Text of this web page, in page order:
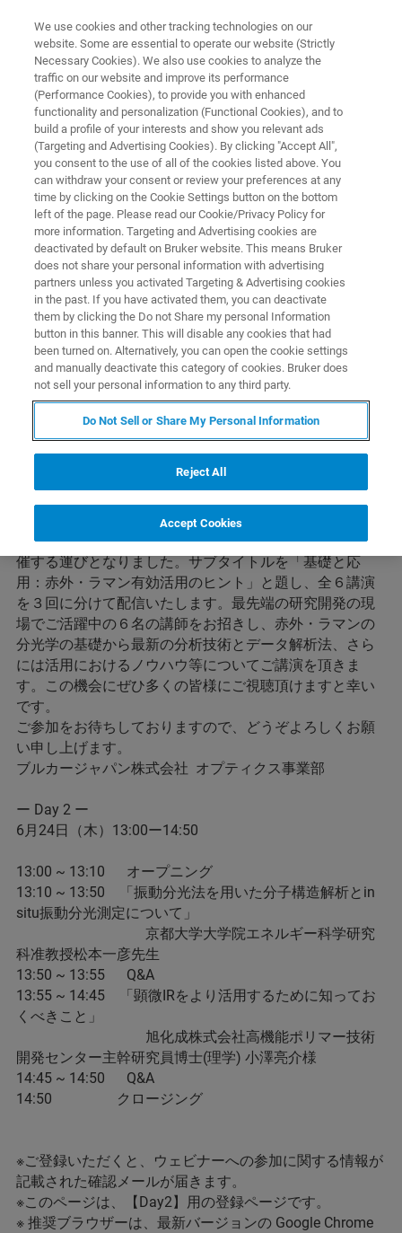
赤外ラマン技術セミナー2021
基礎と応用：赤外・ラマン有効活用のヒント
【Day 2】
内容
オンラインセミナー開催のご案内：
赤外・ラマンを活用した分析に携わっておられる皆様へ
毎回大変ご好評を頂いておりますブルカー主催の「赤
外・ラマン技術セミナー」を本年はオンライン方式で開
催する運びとなりました。サブタイトルを「基礎と応
用：赤外・ラマン有効活用のヒント」と題し、全６講演
を３回に分けて配信いたします。最先端の研究開発の現
場でご活躍中の６名の講師をお招きし、赤外・ラマンの
分光学の基礎から最新の分析技術とデータ解析法、さら
には活用におけるノウハウ等についてご講演を頂きま
す。この機会にぜひ多くの皆様にご視聴頂けますと幸い
です。
ご参加をお待ちしておりますので、どうぞよろしくお願
い申し上げます。
ブルカージャパン株式会社 オプティクス事業部
ー Day 2 ー
6月24日（木）13:00ー14:50
13:00 ~ 13:10 オープニング
13:10 ~ 13:50 「振動分光法を用いた分子構造解析とin
situ振動分光測定について」
京都大学大学院エネルギー科学研究
科准教授松本一彦先生
13:50 ~ 13:55 Q&A
13:55 ~ 14:45 「顕微IRをより活用するために知ってお
くべきこと」
旭化成株式会社高機能ポリマー技術
開発センター主幹研究員博士(理学) 小澤亮介様
14:45 ~ 14:50 Q&A
14:50 クロージング
※ご登録いただくと、ウェビナーへの参加に関する情報が
記載された確認メールが届きます。
※このページは、【Day2】用の登録ページです。
※ 推奨ブラウザーは、最新バージョンの Google Chrome
We use cookies and other tracking technologies on our
website. Some are essential to operate our website (Strictly
Necessary Cookies). We also use cookies to analyze the
traffic on our website and improve its performance
(Performance Cookies), to provide you with enhanced
functionality and personalization (Functional Cookies), and to
build a profile of your interests and show you relevant ads
(Targeting and Advertising Cookies). By clicking "Accept All",
you consent to the use of all of the cookies listed above. You
can withdraw your consent or review your preferences at any
time by clicking on the Cookie Settings button on the bottom
left of the page. Please read our Cookie/Privacy Policy for
more information. Targeting and Advertising cookies are
deactivated by default on Bruker website. This means Bruker
does not share your personal information with advertising
partners unless you activated Targeting & Advertising cookies
in the past. If you have activated them, you can deactivate
them by clicking the Do not Share my personal Information
button in this banner. This will disable any cookies that had
been turned on. Alternatively, you can open the cookie settings
and manually deactivate this category of cookies. Bruker does
not sell your personal information to any third party.
Do Not Sell or Share My Personal Information
Reject All
Accept Cookies